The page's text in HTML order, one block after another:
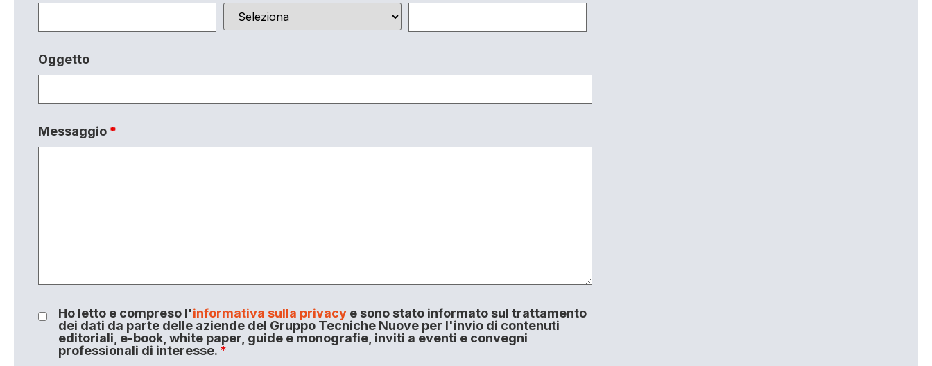
Oggetto
Messaggio *
Ho letto e compreso l'informativa sulla privacye sono stato informato sul trattamento
dei dati da parte delle aziende del Gruppo Tecniche Nuove per l'invio di contenuti
editoriali, e-book, white paper, guide e monografie, inviti a eventi e convegni
professionali di interesse. *